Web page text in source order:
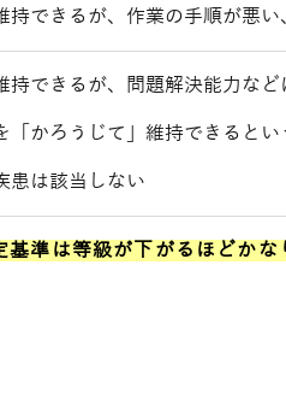
持できるが、作業の手順が悪
持できるが、問題解決能力な
かろうじて」維持できると
患は該当しない
基準は等級が下がるほどかな